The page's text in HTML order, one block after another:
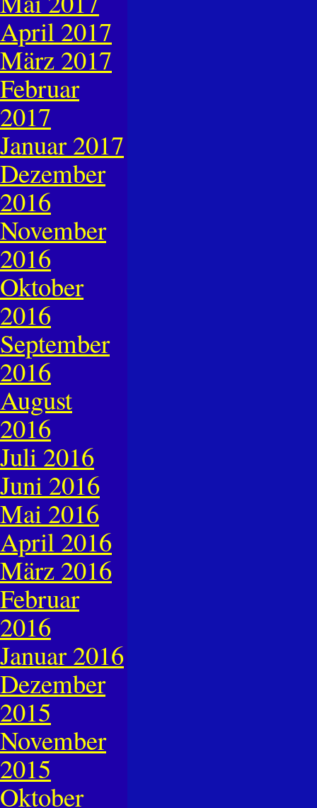
April 2017
März 2017
Februar
2017
Januar 2017
Dezember
2016
November
2016
Oktober
2016
September
2016
August
2016
Juli 2016
Juni 2016
Mai 2016
April 2016
März 2016
Februar
2016
Januar 2016
Dezember
2015
November
2015
Oktober